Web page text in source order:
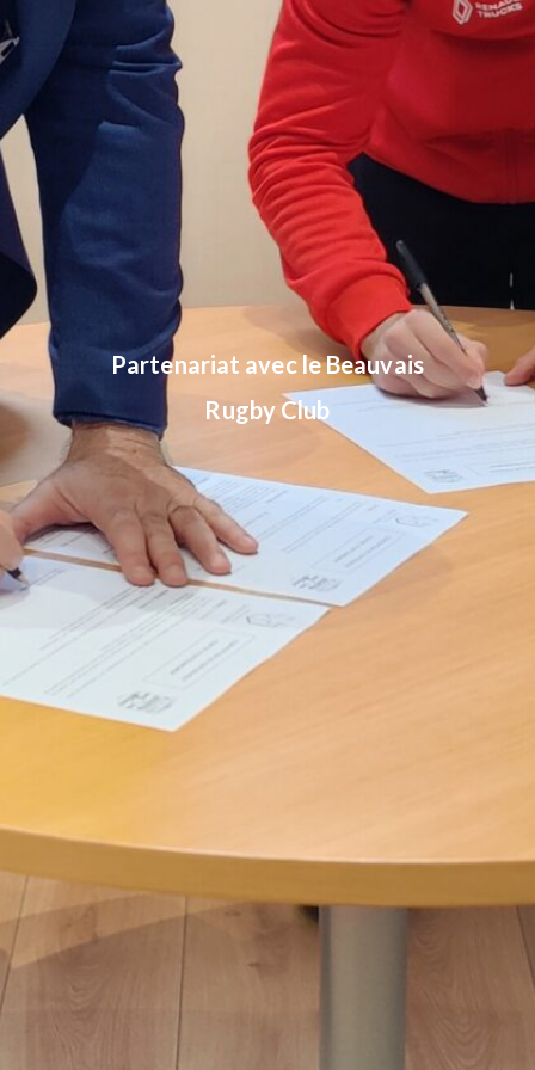
Partenariat avec le Beauvais
Rugby Club